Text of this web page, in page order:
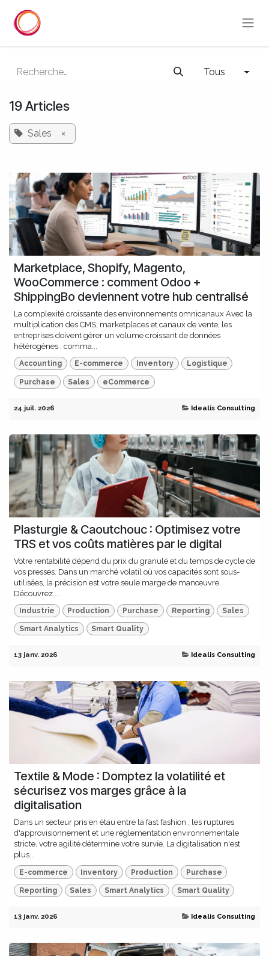
Tous
19 Articles
Sales ×
Marketplace, Shopify, Magento,
WooCommerce : comment Odoo +
ShippingBo deviennent votre hub centralisé
La complexité croissante des environnements omnicanaux Avec la
multiplication des CMS, marketplaces et canaux de vente, les
entreprises doivent gérer un volume croissant de données
hétérogènes : comma...
Accounting E-commerce Inventory Logistique
Purchase Sales eCommerce
24 juil. 2026 Idealis Consulting
Plasturgie & Caoutchouc : Optimisez votre
TRS et vos coûts matières par le digital
Votre rentabilité dépend du prix du granulé et du temps de cycle de
vos presses. Dans un marché volatil où vos capacités sont sous-
utilisées, la précision est votre seule marge de manœuvre.
Découvrez ...
Industrie Production Purchase Reporting Sales
Smart Analytics Smart Quality
13 janv. 2026 Idealis Consulting
Textile & Mode : Domptez la volatilité et
sécurisez vos marges grâce à la
digitalisation
Dans un secteur pris en étau entre la fast fashion , les ruptures
d'approvisionnement et une réglementation environnementale
stricte, votre agilité détermine votre survie. La digitalisation n'est
plus...
E-commerce Inventory Production Purchase
Reporting Sales Smart Analytics Smart Quality
13 janv. 2026 Idealis Consulting